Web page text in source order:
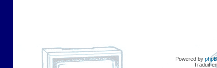
Powered by
Traduit